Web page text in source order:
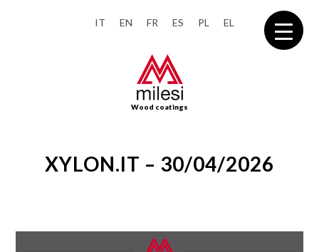
IT EN FR ES PL EL
Wood coatings
XYLON.IT – 30/04/2026